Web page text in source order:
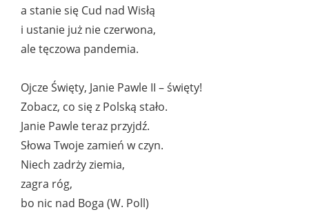
a stanie się Cud nad Wisłą
i ustanie już nie czerwona,
ale tęczowa pandemia.
Ojcze Święty, Janie Pawle II – święty!
Zobacz, co się z Polską stało.
Janie Pawle teraz przyjdź.
Słowa Twoje zamień w czyn.
Niech zadrży ziemia,
zagra róg,
bo nic nad Boga (W. Poll)